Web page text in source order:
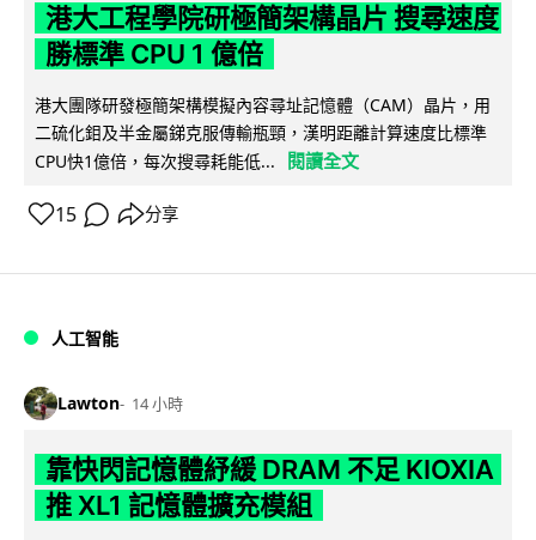
港大工程學院研極簡架構晶片 搜尋速度
勝標準 CPU 1 億倍
港大團隊研發極簡架構模擬內容尋址記憶體（CAM）晶片，用
二硫化鉬及半金屬銻克服傳輸瓶頸，漢明距離計算速度比標準
CPU快1億倍，每次搜尋耗能低...
閱讀全文
15 分享
人工智能
Lawton 14 小時
靠快閃記憶體紓緩 DRAM 不足 KIOXIA
推 XL1 記憶體擴充模組